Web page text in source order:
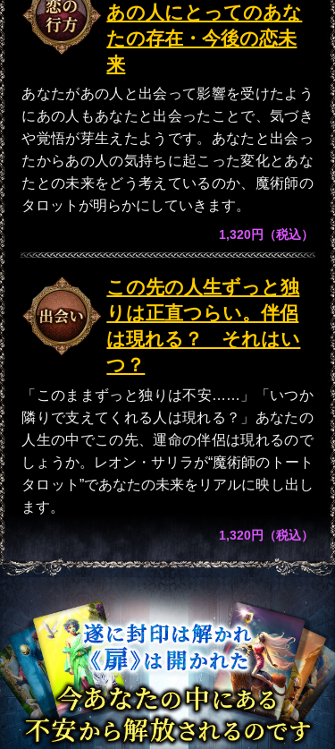
あの人にとってのあな
たの存在・今後の恋未
来
あなたがあの人と出会って影響を受けたよう
にあの人もあなたと出会ったことで、気づき
や覚悟が芽生えたようです。あなたと出会っ
たからあの人の気持ちに起こった変化とあな
たとの未来をどう考えているのか、魔術師の
タロットが明らかにしていきます。
1,320円（税込）
この先の人生ずっと独
りは正直つらい。伴侶
は現れる？ それはい
つ？
「このままずっと独りは不安……」「いつか
隣りで支えてくれる人は現れる？」あなたの
人生の中でこの先、運命の伴侶は現れるので
しょうか。レオン・サリラが“魔術師のトート
タロット”であなたの未来をリアルに映し出し
ます。
1,320円（税込）